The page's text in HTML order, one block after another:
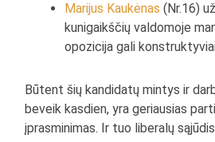
Marijus Kaukėnas (Nr.16)
kunigaikščių valdomoje
opozicija gali
Būtent šių kandidatų mintys ir
beveik kasdien, yra geriausias
įprasminimas. Ir tuo liberalų